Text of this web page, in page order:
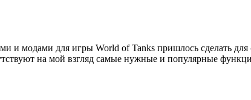
и модами для игры World of Tanks пришлось сделать для
на мой взгляд самые нужные и популярные